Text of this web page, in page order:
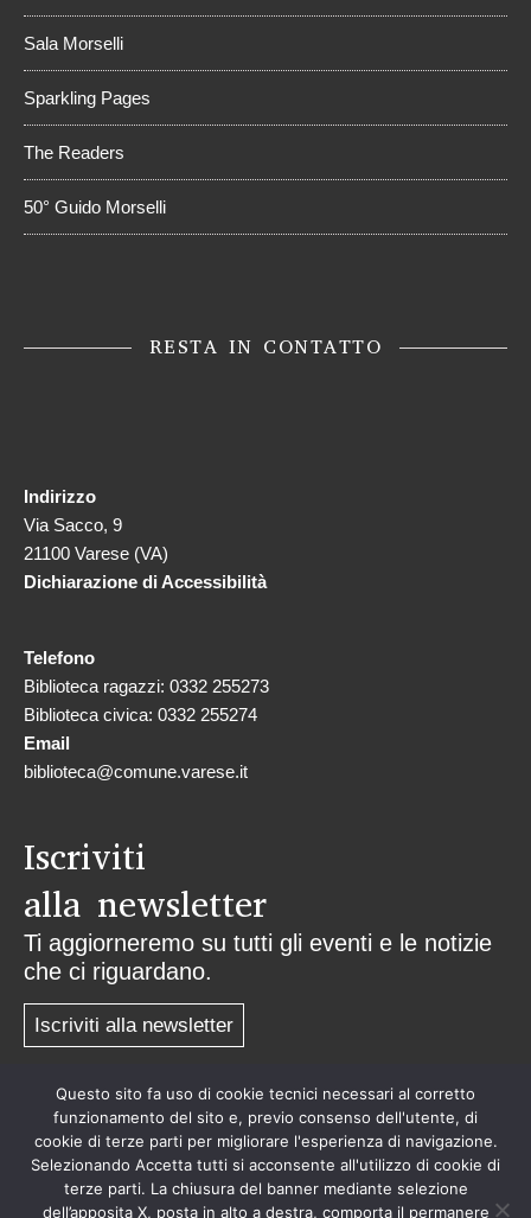
Sala Morselli
Sparkling Pages
The Readers
50° Guido Morselli
RESTA IN CONTATTO
Indirizzo
Via Sacco, 9
21100 Varese (VA)
Dichiarazione di Accessibilità
Telefono
Biblioteca ragazzi: 0332 255273
Biblioteca civica: 0332 255274
Email
biblioteca@comune.varese.it
Iscriviti
alla newsletter
Ti aggiorneremo su tutti gli eventi e le notizie
che ci riguardano.
Iscriviti alla newsletter
Privacy
Questo sito fa uso di cookie tecnici necessari al corretto
funzionamento del sito e, previo consenso dell'utente, di
cookie di terze parti per migliorare l'esperienza di navigazione.
Selezionando Accetta tutti si acconsente all'utilizzo di cookie di
terze parti. La chiusura del banner mediante selezione
dell’apposita X, posta in alto a destra, comporta il permanere